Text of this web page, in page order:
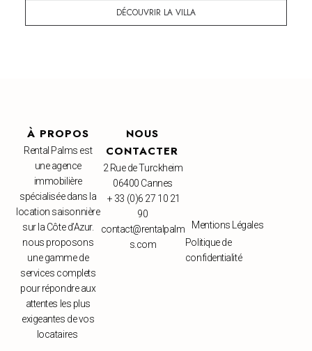
DÉCOUVRIR LA VILLA
À PROPOS
Rental Palms est
une agence
immobilière
spécialisée dans la
location saisonnière
sur la Côte d’Azur.
nous proposons
une gamme de
services complets
pour répondre aux
attentes les plus
exigeantes de vos
locataires
NOUS
CONTACTER
2 Rue de Turckheim
06400 Cannes
+ 33 (0)6 27 10 21
90
contact@rentalpalm
s.com
Mentions Légales
Politique de
confidentialité